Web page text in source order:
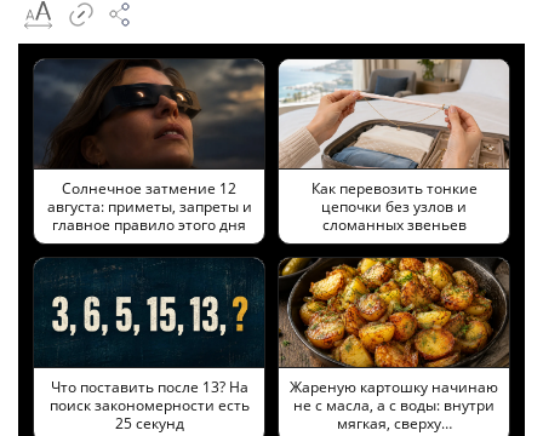
Солнечное затмение 12
августа: приметы, запреты и
главное правило этого дня
Как перевозить тонкие
цепочки без узлов и
сломанных звеньев
Что поставить после 13? На
поиск закономерности есть
25 секунд
Жареную картошку начинаю
не с масла, а с воды: внутри
мягкая, сверху…